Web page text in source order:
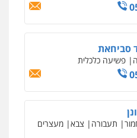
סביחאת
פשיעה כלכלית
תעבורה צבא מעצרים